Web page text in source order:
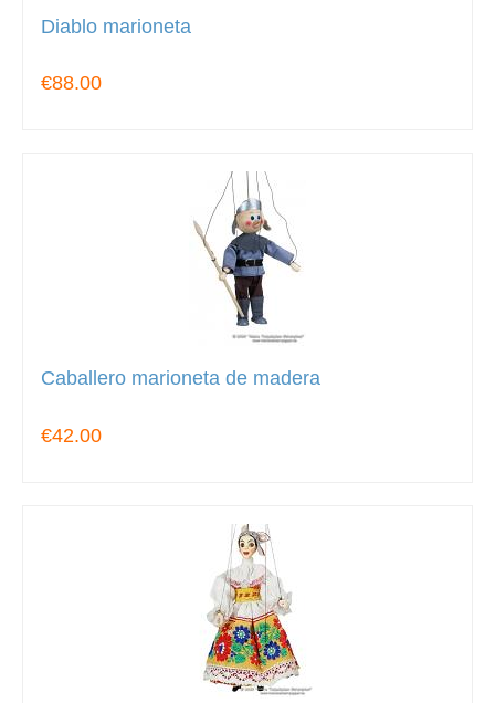
Diablo marioneta
€88.00
Caballero marioneta de madera
€42.00